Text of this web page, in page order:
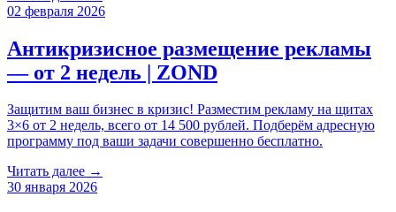
02 февраля 2026
Антикризисное размещение рекламы
— от 2 недель | ZOND
Защитим ваш бизнес в кризис! Разместим рекламу на щитах
3×6 от 2 недель, всего от 14 500 рублей. Подберём адресную
программу под ваши задачи совершенно бесплатно.
Читать далее →
30 января 2026